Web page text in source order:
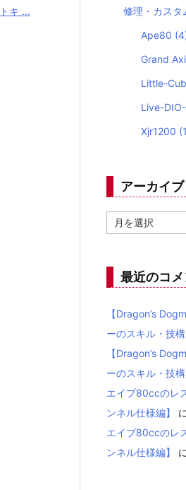
キ ...
修理・カスタ
Ape80
Grand
Little-Cub
Live-
Xjr1200
アーカイブ
ー
ブ 最近のコメ
【Dragon’s
ーのスキル・技
【Dragon’s
ーのスキル・技
エイプ80ccのレ
ンネル仕様編】
に
エイプ80ccのレ
ンネル仕様編】
に